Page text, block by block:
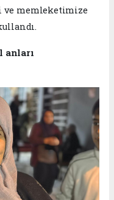
ve memleketimize
anları